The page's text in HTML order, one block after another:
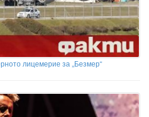
лицемерие за „Безмер“